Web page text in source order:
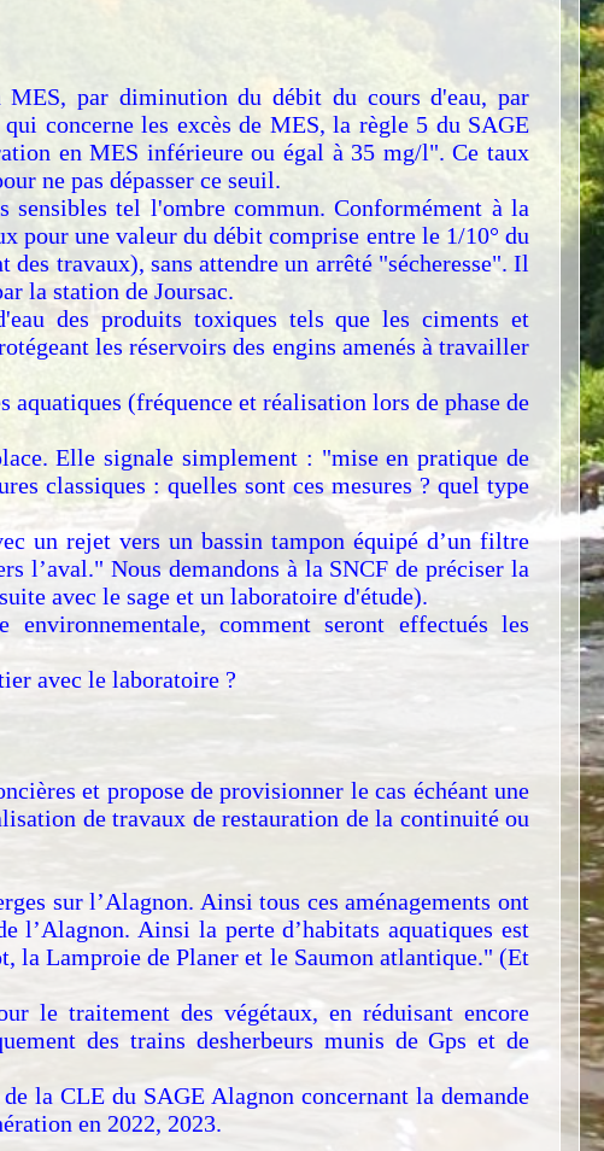
MES, par diminution du débit du cours d'eau, par
concerne les excès de MES, la règle 5 du SAGE
en MES inférieure ou égal à 35 mg/l". Ce taux
ne pas dépasser ce seuil.
tel l'ombre commun. Conformément à la
pour une valeur du débit comprise entre le 1/10° du
travaux), sans attendre un arrêté "sécheresse". Il
la station de Joursac.
des produits toxiques tels que les ciments et
les réservoirs des engins amenés à travailler
aquatiques (fréquence et réalisation lors de phase de
Elle signale simplement : "mise en pratique de
classiques : quelles sont ces mesures ? quel type
un rejet vers un bassin tampon équipé d’un filtre
l’aval." Nous demandons à la SNCF de préciser la
avec le sage et un laboratoire d'étude).
comment seront effectués les
avec le laboratoire ?
et propose de provisionner le cas échéant une
de travaux de restauration de la continuité ou
sur l’Alagnon. Ainsi tous ces aménagements ont
l’Alagnon. Ainsi la perte d’habitats aquatiques est
la Lamproie de Planer et le Saumon atlantique." (Et
le traitement des végétaux, en réduisant encore
des trains desherbeurs munis de Gps et de
la CLE du SAGE Alagnon concernant la demande
en 2022, 2023.